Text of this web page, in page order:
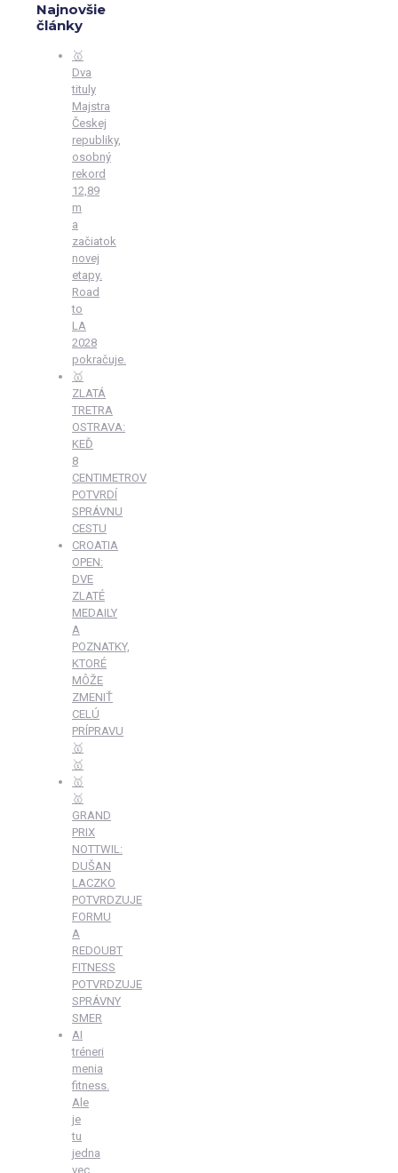
Najnovšie
články
🥇
Dva
tituly
Majstra
Českej
republiky,
osobný
rekord
12,89
m
a
začiatok
novej
etapy.
Road
to
LA
2028
pokračuje.
🥇
ZLATÁ
TRETRA
OSTRAVA:
KEĎ
8
CENTIMETROV
POTVRDÍ
SPRÁVNU
CESTU
CROATIA
OPEN:
DVE
ZLATÉ
MEDAILY
A
POZNATKY,
KTORÉ
MÔŽE
ZMENIŤ
CELÚ
PRÍPRAVU
🥇
🥇
🥇
🥇
GRAND
PRIX
NOTTWIL:
DUŠAN
LACZKO
POTVRDZUJE
FORMU
A
REDOUBT
FITNESS
POTVRDZUJE
SPRÁVNY
SMER
AI
tréneri
menia
fitness.
Ale
je
tu
jedna
vec,